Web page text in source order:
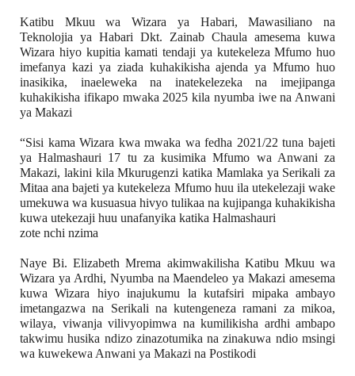
Katibu Mkuu wa Wizara ya Habari, Mawasiliano na
Teknolojia ya Habari Dkt. Zainab Chaula amesema kuwa
Wizara hiyo kupitia kamati tendaji ya kutekeleza Mfumo huo
imefanya kazi ya ziada kuhakikisha ajenda ya Mfumo huo
inasikika, inaeleweka na inatekelezeka na imejipanga
kuhakikisha ifikapo mwaka 2025 kila nyumba iwe na Anwani
ya Makazi
“Sisi kama Wizara kwa mwaka wa fedha 2021/22 tuna bajeti
ya Halmashauri 17 tu za kusimika Mfumo wa Anwani za
Makazi, lakini kila Mkurugenzi katika Mamlaka ya Serikali za
Mitaa ana bajeti ya kutekeleza Mfumo huu ila utekelezaji wake
umekuwa wa kusuasua hivyo tulikaa na kujipanga kuhakikisha
kuwa utekezaji huu unafanyika katika Halmashauri
zote nchi nzima
Naye Bi. Elizabeth Mrema akimwakilisha Katibu Mkuu wa
Wizara ya Ardhi, Nyumba na Maendeleo ya Makazi amesema
kuwa Wizara hiyo inajukumu la kutafsiri mipaka ambayo
imetangazwa na Serikali na kutengeneza ramani za mikoa,
wilaya, viwanja vilivyopimwa na kumilikisha ardhi ambapo
takwimu husika ndizo zinazotumika na zinakuwa ndio msingi
wa kuwekewa Anwani ya Makazi na Postikodi